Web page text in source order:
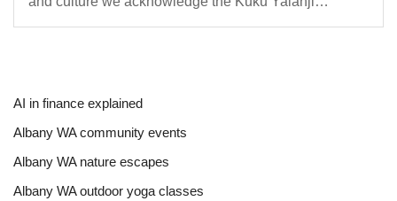
AI in finance explained
Albany WA community events
Albany WA nature escapes
Albany WA outdoor yoga classes